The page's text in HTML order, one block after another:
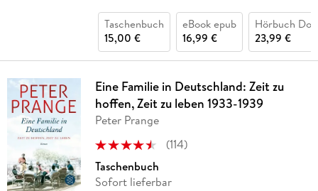
Taschenbuch
15,00 €
eBook epub
16,99 €
Hörbuch
23,99 €
Eine Familie in Deutschland: Zeit zu
hoffen, Zeit zu leben 1933-1939
Peter Prange
(114)
Taschenbuch
Sofort lieferbar